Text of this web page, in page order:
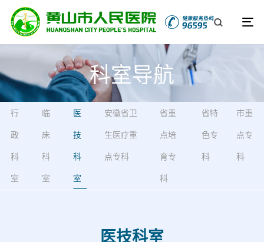
科室导航
行
政
科
室
临
床
科
室
医
技
科
室
安徽省卫
生医疗重
点专科
省重
点培
育专
科
省特
色专
科
市重
点专
科
医技科室